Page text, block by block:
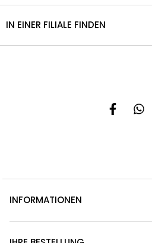
IN EINER FILIALE FINDEN
INFORMATIONEN